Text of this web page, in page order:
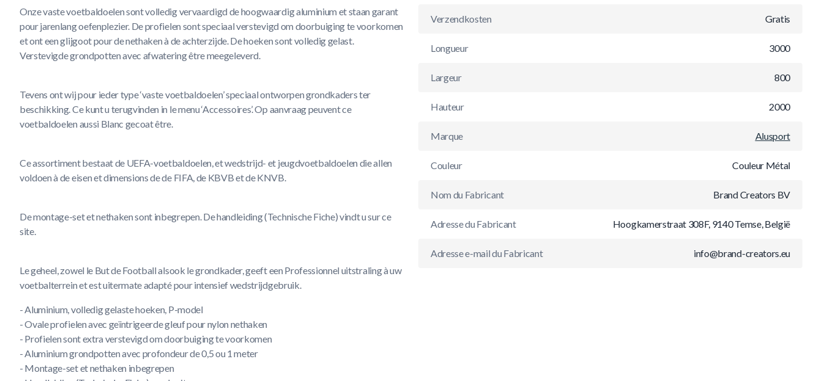
Onze vaste voetbaldoelen sont volledig vervaardigd de hoogwaardig aluminium et staan garant
pour jarenlang oefenplezier. De profielen sont speciaal verstevigd om doorbuiging te voorkomen
et ont een glijgoot pour de nethaken à de achterzijde. De hoeken sont volledig gelast.
Verstevigde grondpotten avec afwatering être meegeleverd.
Tevens ont wij pour ieder type ‘vaste voetbaldoelen’ speciaal ontworpen grondkaders ter
beschikking. Ce kunt u terugvinden in le menu ‘Accessoires’. Op aanvraag peuvent ce
voetbaldoelen aussi Blanc gecoat être.
Ce assortiment bestaat de UEFA-voetbaldoelen, et wedstrijd- et jeugdvoetbaldoelen die allen
voldoen à de eisen et dimensions de de FIFA, de KBVB et de KNVB.
De montage-set et nethaken sont inbegrepen. De handleiding (Technische Fiche) vindt u sur ce
site.
Le geheel, zowel le But de Football alsook le grondkader, geeft een Professionnel uitstraling à uw
voetbalterrein et est uitermate adapté pour intensief wedstrijdgebruik.
- Aluminium, volledig gelaste hoeken, P-model
- Ovale profielen avec geïntrigeerde gleuf pour nylon nethaken
- Profielen sont extra verstevigd om doorbuiging te voorkomen
- Aluminium grondpotten avec profondeur de 0,5 ou 1 meter
- Montage-set et nethaken inbegrepen
Verzendkosten Gratis
Longueur 3000
Largeur 800
Hauteur 2000
Marque Alusport
Couleur Couleur Métal
Nom du Fabricant Brand Creators BV
Adresse du Fabricant Hoogkamerstraat 308F, 9140 Temse, België
Adresse e-mail du Fabricant info@brand-creators.eu